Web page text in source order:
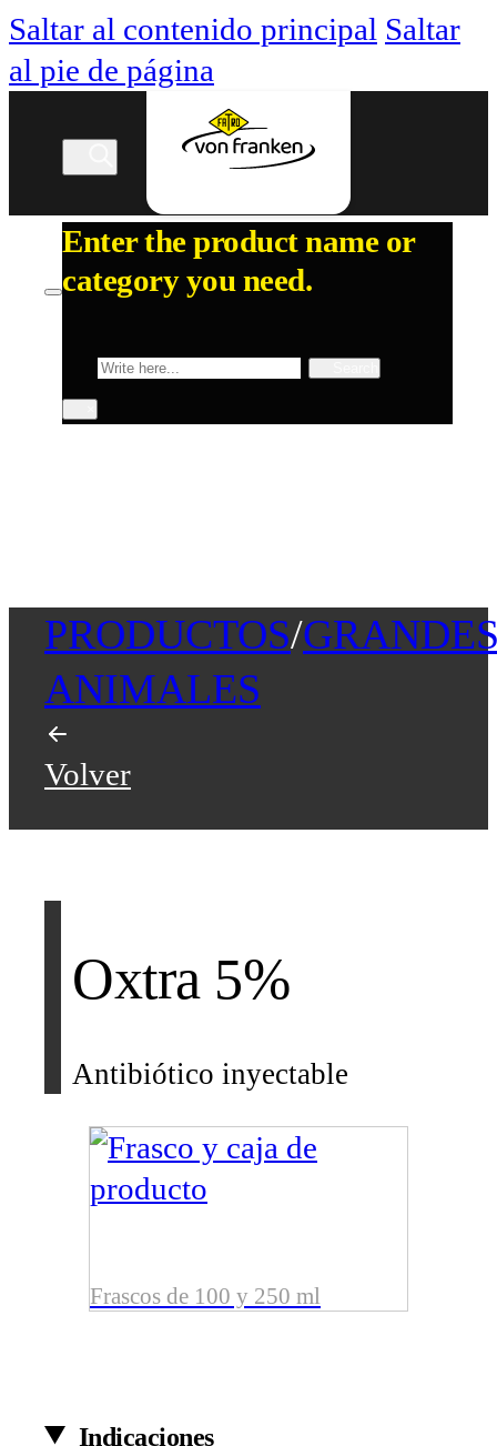
Saltar al contenido principal Saltar
al pie de página
Enter the product name or
category you need.
Buscar
PRODUCTOS/
ANIMALES
Volver
Oxtra 5%
Antibiótico inyectable
Frascos de 100 y 250 ml
Indicaciones